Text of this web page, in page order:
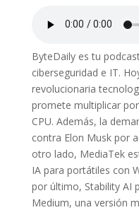
ByteDaily es tu
ciberseguridad e IT.
revolucionaria
promete multiplicar
CPU. Además, la
contra Elon Musk por
otro lado, MediaTek
IA para portátiles con
por último, Stability AI
Medium, una versión